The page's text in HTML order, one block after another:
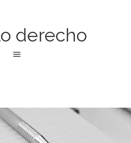
derecho